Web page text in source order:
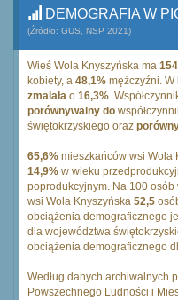
DEMOGRAFIA W
(Źródło: GUS, NSP 2021)
Wieś Wola Knyszyńska ma 154
kobiety, a 48,1% mężczyźni.
zmalała o 16,3%.
porównywalny do
świętokrzyskiego oraz
65,6% mieszkańców wsi Wola
14,9% w wieku
poprodukcyjnym. Na 100
wsi Wola Knyszyńska 52,5
obciążenia demograficznego
dla województwa
obciążenia demograficznego
Według danych archiwalnych
Powszechnego Ludności i